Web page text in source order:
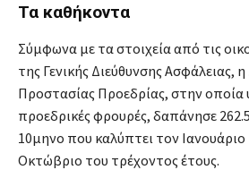
Τα καθήκοντα
Σύμφωνα με τα στοιχεία από τις
της Γενικής Διεύθυνσης Ασφάλειας,
Προστασίας Προεδρίας, στην οποία
προεδρικές φρουρές, δαπάνησε
10μηνο που καλύπτει τον Ιανουάριο
Οκτώβριο του τρέχοντος έτους.